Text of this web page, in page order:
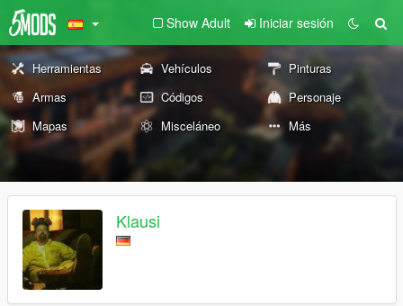
Show Adult Iniciar sesión
Herramientas Vehículos
Pinturas
Armas
Códigos
Personaje
Mapas
Misceláneo Más
Klausi